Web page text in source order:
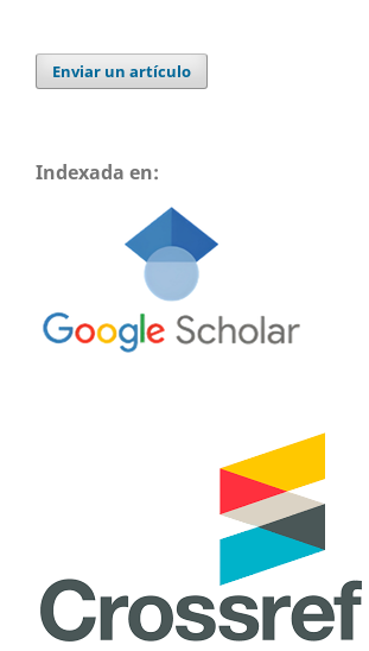
Enviar un artículo
Indexada en: